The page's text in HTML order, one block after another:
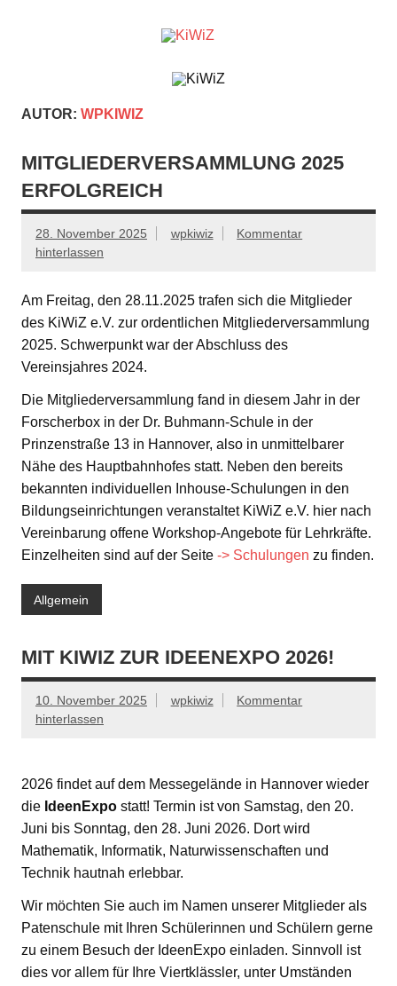
AUTOR: WPKIWIZ
MITGLIEDERVERSAMMLUNG 2025
ERFOLGREICH
28. November 2025 wpkiwiz
Kommentar
hinterlassen
Am Freitag, den 28.11.2025 trafen sich die Mitglieder
des KiWiZ e.V. zur ordentlichen Mitgliederversammlung
2025. Schwerpunkt war der Abschluss des
Vereinsjahres 2024.
Die Mitgliederversammlung fand in diesem Jahr in der
Forscherbox in der Dr. Buhmann-Schule in der
Prinzenstraße 13 in Hannover, also in unmittelbarer
Nähe des Hauptbahnhofes statt. Neben den bereits
bekannten individuellen Inhouse-Schulungen in den
Bildungseinrichtungen veranstaltet KiWiZ e.V. hier nach
Vereinbarung offene Workshop-Angebote für Lehrkräfte.
Einzelheiten sind auf der Seite -> Schulungen zu finden.
Allgemein
MIT KIWIZ ZUR IDEENEXPO 2026!
10. November 2025 wpkiwiz
Kommentar
hinterlassen
2026 findet auf dem Messegelände in Hannover wieder
die IdeenExpo statt! Termin ist von Samstag, den 20.
Juni bis Sonntag, den 28. Juni 2026. Dort wird
Mathematik, Informatik, Naturwissenschaften und
Technik hautnah erlebbar.
Wir möchten Sie auch im Namen unserer Mitglieder als
Patenschule mit Ihren Schülerinnen und Schülern gerne
zu einem Besuch der IdeenExpo einladen. Sinnvoll ist
dies vor allem für Ihre Viertklässler, unter Umständen